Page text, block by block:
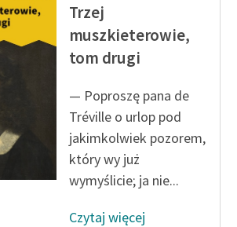
Trzej
muszkieterowie,
tom drugi
— Poproszę pana de
Tréville o urlop pod
jakimkolwiek pozorem,
który wy już
wymyślicie; ja nie...
Czytaj więcej